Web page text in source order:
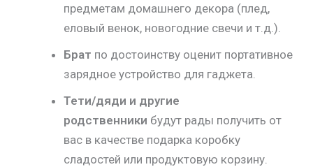
предметам домашнего декора (плед,
еловый венок, новогодние свечи и т.д.).
Брат по достоинству оценит портативное
зарядное устройство для гаджета.
Тети/дяди и другие
родственники будут рады получить от
вас в качестве подарка коробку
сладостей или продуктовую корзину.